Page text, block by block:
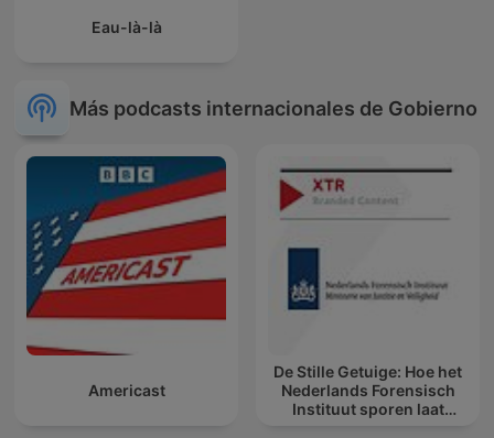
Eau-là-là
Más podcasts internacionales de Gobierno
Americast
De Stille Getuige: Hoe het
Nederlands Forensisch
Instituut sporen laat